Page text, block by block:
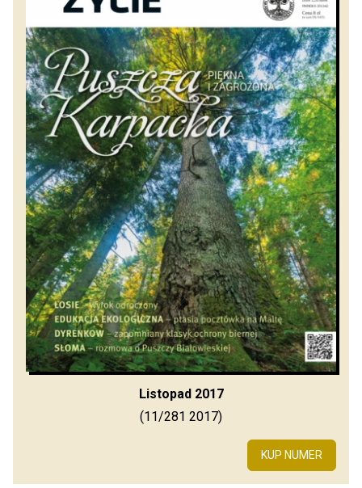
Listopad 2017
(11/281 2017)
KUP NUMER